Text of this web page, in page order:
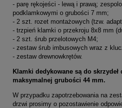
- parę rękojeści - lewą i prawą;
podklamkowymi o grubości 7 mm;
- 2 szt. rozet montażowych (tzw.
- trzpień klamki o przekroju 8x8 mm
- 2 szt. śrub przelotowych M4;
- zestaw śrub imbusowych wraz z
- zestaw drewnowkrętów.
Klamki dedykowane są do
maksymalnej grubości 44 mm.
W przypadku zapotrzebowania na
drzwi prosimy o pozostawienie